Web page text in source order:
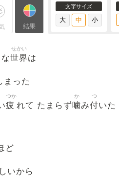
結果
文字サイズ
世界
せかい
は
まった
疲
つか
れて たまらず噛
か
み付
つ
いた
ど
しいから